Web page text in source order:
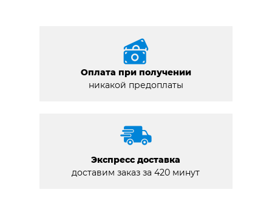
Оплата при получении
никакой предоплаты
Экспресс доставка
доставим заказ за 420 минут